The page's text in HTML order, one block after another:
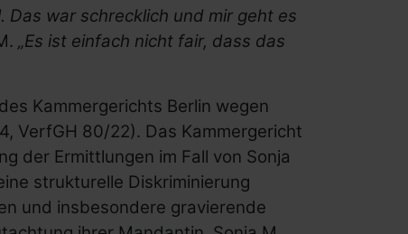
war schrecklich und mir geht es
„Es ist einfach nicht fair, dass das
Kammergerichts Berlin wegen
VerfGH 80/22). Das Kammergericht
der Ermittlungen im Fall von Sonja
strukturelle Diskriminierung
und insbesondere gravierende